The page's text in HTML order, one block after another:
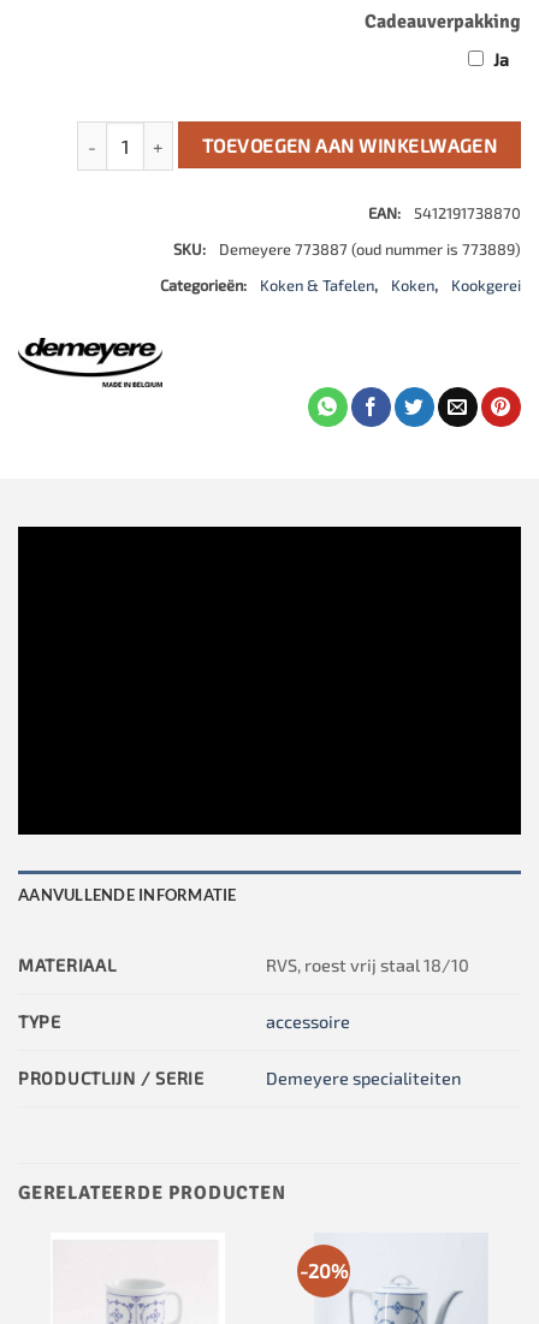
Cadeauverpakking
Ja
Reinigingscreme aantalTOEVOEGEN AAN WINKELWAGEN
EAN:
5412191738870
SKU:
Demeyere 773887 (oud nummer is 773889)
Categorieën:
Koken & Tafelen, Koken, Kookgerei
AANVULLENDE INFORMATIE
MATERIAAL RVS, roest vrij staal 18/10
TYPE accessoire
PRODUCTLIJN / SERIE Demeyere specialiteiten
GERELATEERDE PRODUCTEN
-20%